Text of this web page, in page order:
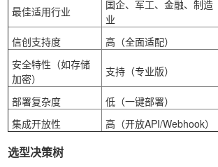
最佳适用行业
国企、军工、金融、制造
业
信创支持度
高（全面适配）
安全特性（如存储
加密）
支持（专业版）
部署复杂度 低（一键部署）
集成开放性
高（开放API/Webhook）
选型决策树